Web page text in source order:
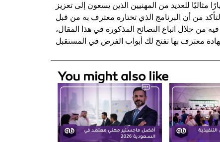
مثاليًا للعديد من المهنيين الذين يسعون إلى تعزيز
من أن البرنامج الذي تختاره معترف به من قبل
من خلال اتباع النصائح المذكورة في هذا المقال،
You might also like